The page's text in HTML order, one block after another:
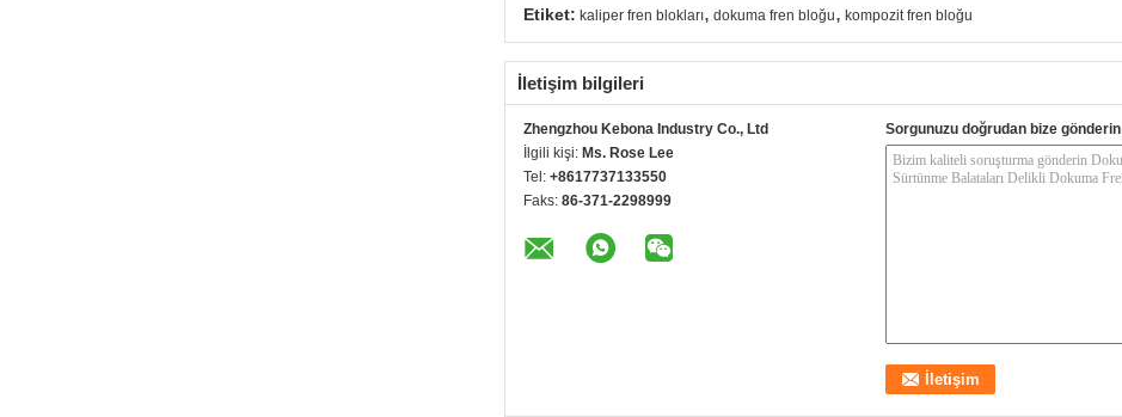
Etiket: kaliper fren blokları, dokuma fren bloğu, kompozit fren bloğu
İletişim bilgileri
Zhengzhou Kebona Industry Co., Ltd
İlgili kişi: Ms. Rose Lee
Tel: +8617737133550
Faks: 86-371-2298999
Sorgunuzu doğrudan bize gönderin